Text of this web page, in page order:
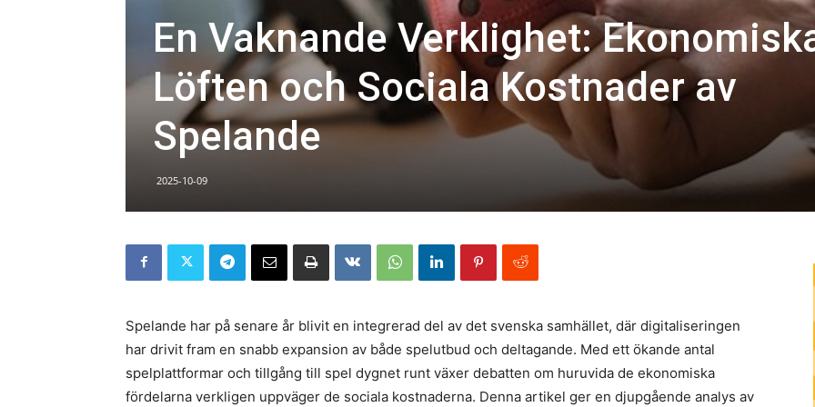
En Vaknande Verklighet:
Löften och Sociala Kostnader av
Spelande
2025-10-09
Spelande har på senare år blivit en integrerad del av det svenska samhället, där digitaliseringen
har drivit fram en snabb expansion av både spelutbud och deltagande. Med ett ökande antal
spelplattformar och tillgång till spel dygnet runt växer debatten om huruvida de ekonomiska
fördelarna verkligen uppväger de sociala kostnaderna. Denna artikel ger en djupgående analys av